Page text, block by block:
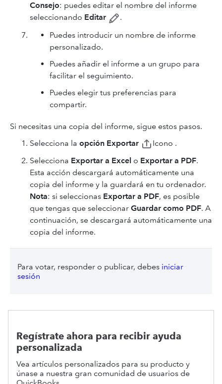
Consejo: puedes editar el nombre del informe
seleccionando Editar
.
Puedes introducir un nombre de informe
personalizado.
Puedes añadir el informe a un grupo para
facilitar el seguimiento.
Puedes elegir tus preferencias para
compartir.
Si necesitas una copia del informe, sigue estos pasos.
Selecciona la opción Exportar
Icono .
Selecciona Exportar a Excel o Exportar a PDF.
Esta acción descargará automáticamente una
copia del informe y la guardará en tu ordenador.
Nota: si seleccionas Exportar a PDF, es posible
que tengas que seleccionar Guardar como PDF. A
continuación, se descargará automáticamente una
copia del informe.
Para votar, responder o publicar, debes iniciar
sesión
Regístrate ahora para recibir ayuda
personalizada
Vea artículos personalizados para su producto y
únase a nuestra gran comunidad de usuarios de